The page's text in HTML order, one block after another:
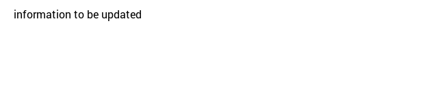
information to be updated